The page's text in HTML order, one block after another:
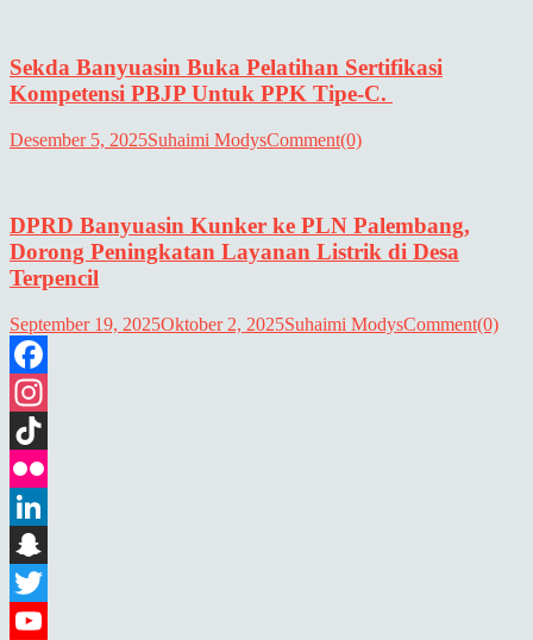
Sekda Banyuasin Buka Pelatihan Sertifikasi
Kompetensi PBJP Untuk PPK Tipe-C.
Desember 5, 2025Suhaimi ModysComment(0)
DPRD Banyuasin Kunker ke PLN Palembang,
Dorong Peningkatan Layanan Listrik di Desa
Terpencil
September 19, 2025Oktober 2, 2025Suhaimi ModysComment(0)
Facebook
Instagram
TikTok
Flickr
LinkedIn
Snapchat
Twitter